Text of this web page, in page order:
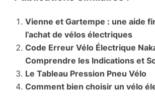
Vienne et Gartempe : une aide
l’achat de vélos électriques
Code Erreur Vélo Électrique
Comprendre les Indications et
Le Tableau Pression Pneu Vélo
Comment bien choisir un vélo